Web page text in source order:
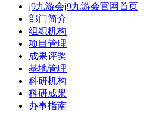
j9九游会j9九游会官网首页
部门简介
组织机构
项目管理
成果评奖
基地管理
科研机构
科研成果
办事指南